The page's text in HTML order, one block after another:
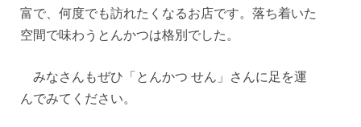
富で、何度でも訪れたくなるお店です。落ち着いた
空間で味わうとんかつは格別でした。
みなさんもぜひ「とんかつ せん」さんに足を運
んでみてください。